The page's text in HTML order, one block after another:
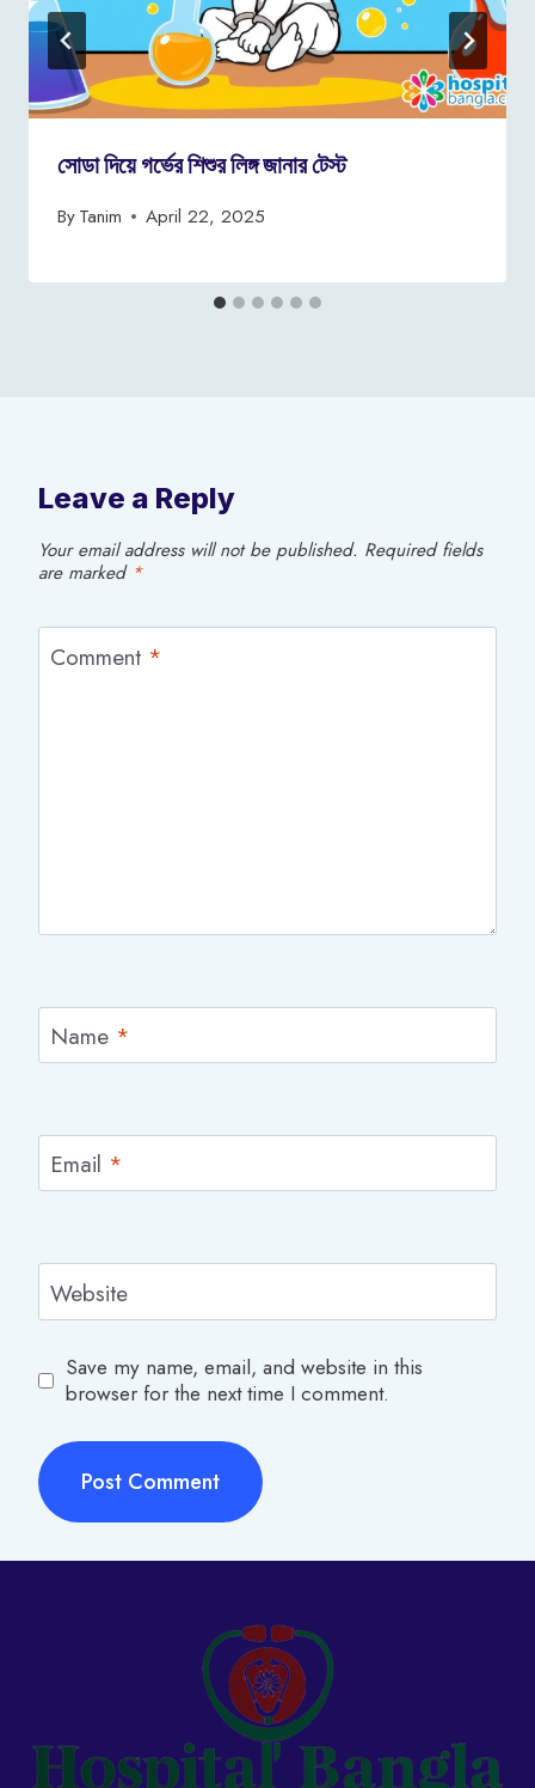
সোডা দিয়ে গর্ভের শিশুর লিঙ্গ জানার টেস্ট
ByTanim April 22, 2025
Leave a Reply
Your email address will not be published. Required fields
are marked *
Comment *
Name *
Email *
Website
Save my name, email, and website in this
browser for the next time I comment.